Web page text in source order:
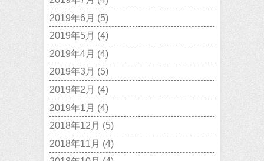
2019年6月 (5)
2019年5月 (4)
2019年4月 (4)
2019年3月 (5)
2019年2月 (4)
2019年1月 (4)
2018年12月 (5)
2018年11月 (4)